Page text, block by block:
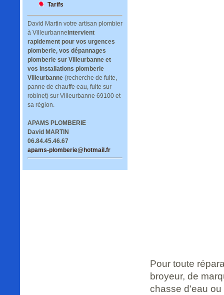
Tarifs
David Martin votre artisan plombier
à Villeurbanneintervient
rapidement pour vos urgences
plomberie, vos dépannages
plomberie sur Villeurbanne et
vos installations plomberie
Villeurbanne (recherche de fuite,
panne de chauffe eau, fuite sur
robinet) sur Villeurbanne 69100 et
sa région.
APAMS PLOMBERIE
David MARTIN
06.84.45.46.67
apams-plomberie@hotmail.fr
Pour toute
broyeur, de
chasse d'eau